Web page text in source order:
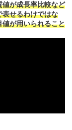
が成長率比較など
表せるわけではな
が用いられること